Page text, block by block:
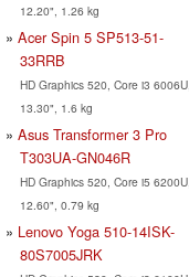
12.20", 1.26 kg
Acer Spin 5 SP513-51-
33RRB
HD Graphics 520, Core i3 6006U,
13.30", 1.6 kg
Asus Transformer 3 Pro
T303UA-GN046R
HD Graphics 520, Core i5 6200U,
12.60", 0.79 kg
Lenovo Yoga 510-14ISK-
80S7005JRK